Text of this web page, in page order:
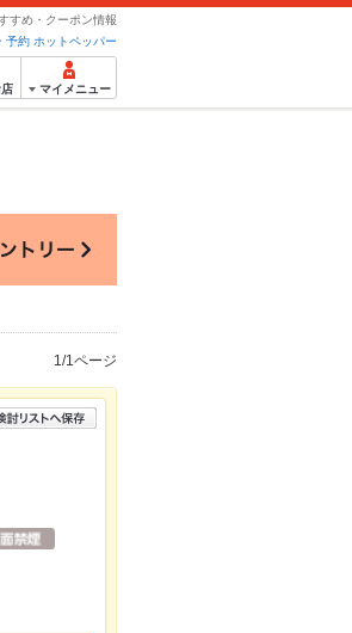
すめ・クーポン情報
予約 ホットペッパー
マイメニュー
1/1ページ